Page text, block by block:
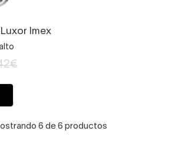
Imex
6 de 6 productos